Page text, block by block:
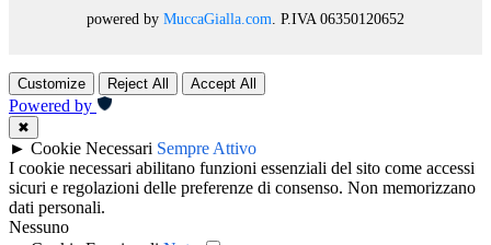
powered by MuccaGialla.com . P.IVA 06350120652
Customize Reject All Accept All
Powered by
✖
► Cookie Necessari Sempre Attivo
I cookie necessari abilitano funzioni essenziali del sito come accessi
sicuri e regolazioni delle preferenze di consenso. Non memorizzano
dati personali.
Nessuno